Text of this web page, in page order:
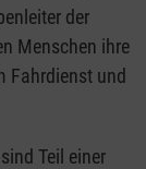
der
Menschen ihre
Fahrdienst und
Teil einer